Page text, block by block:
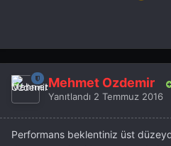
Mehmet Özdemir
Yanıtlandı 2 Temmuz 2016
Performans beklentiniz üst